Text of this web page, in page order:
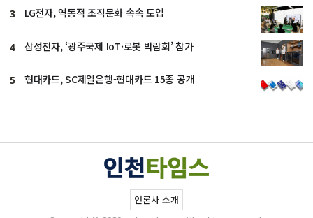
3 LG전자, 역동적 조직문화 속속 도입
4 삼성전자, ‘광주국제 IoT·로봇 박람회’ 참가
5 현대카드, SC제일은행-현대카드 15종 공개
언론사 소개